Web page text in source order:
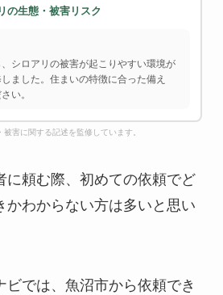
の生態・被害リスク
シロアリの被害が起こりやすい環境が
ました。住まいの特徴に合った備え
い。
害に関する記述を監修しています。
に頼む際、初めての依頼でど
かわからない方は多いと思い
ビでは、魚沼市から依頼でき